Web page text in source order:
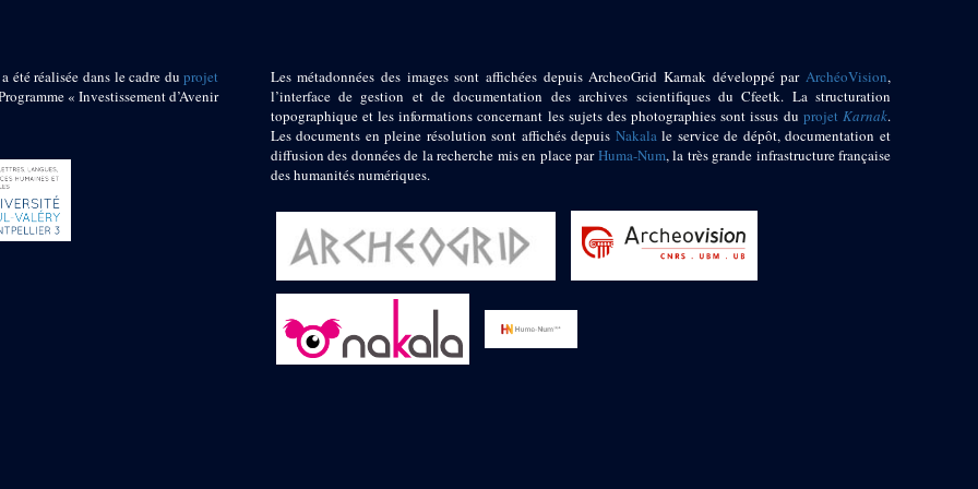
été réalisée dans le cadre duprojet
« Investissement d’Avenir
Les métadonnées des images sont affichées depuis ArcheoGrid Karnak développé par ArchéoVision,
l’interface de gestion et de documentation des archives scientifiques du Cfeetk. La structuration
topographique et les informations concernant les sujets des photographies sont issus du projetKarnak.
Les documents en pleine résolution sont affichés depuis Nakalale service de dépôt, documentation et
diffusion des données de la recherche mis en place parHuma-Num, la très grande infrastructure française
des humanités numériques.